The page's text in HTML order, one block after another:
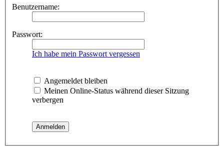
Benutzername:
Passwort:
Ich habe mein Passwort vergessen
Angemeldet bleiben
Meinen Online-Status während dieser Sitzung
verbergen